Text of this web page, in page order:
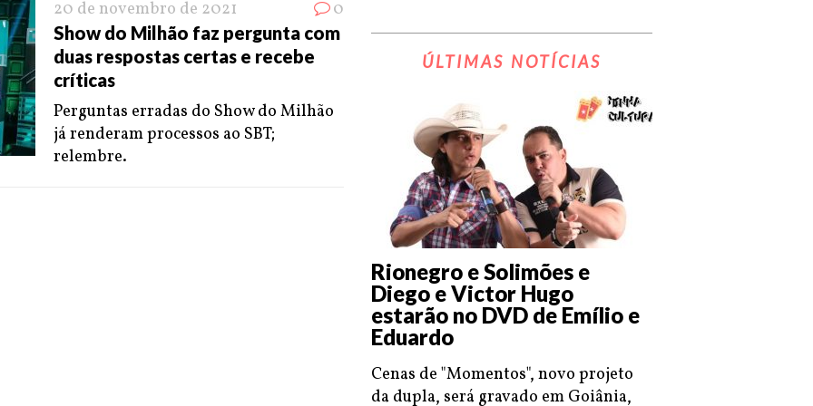
20 de novembro de 2021 0
Show do Milhão faz pergunta com
duas respostas certas e recebe
críticas
Perguntas erradas do Show do Milhão
já renderam processos ao SBT;
relembre.
ÚLTIMAS NOTÍCIAS
Rionegro e Solimões e
Diego e Victor Hugo
estarão no DVD de Emílio e
Eduardo
Cenas de "Momentos", novo projeto
da dupla, será gravado em Goiânia,